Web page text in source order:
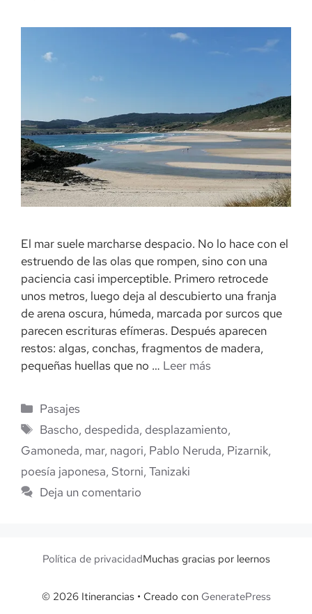
El mar suele marcharse despacio. No lo hace con el
estruendo de las olas que rompen, sino con una
paciencia casi imperceptible. Primero retrocede
unos metros, luego deja al descubierto una franja
de arena oscura, húmeda, marcada por surcos que
parecen escrituras efímeras. Después aparecen
restos: algas, conchas, fragmentos de madera,
pequeñas huellas que no … Leer más
Categorías
Pasajes
Etiquetas
Bascho, despedida, desplazamiento,
Gamoneda, mar, nagori, Pablo Neruda, Pizarnik,
poesía japonesa, Storni, Tanizaki
Deja un comentario
Política de privacidadMuchas gracias por leernos
© 2026 Itinerancias• Creado con GeneratePress